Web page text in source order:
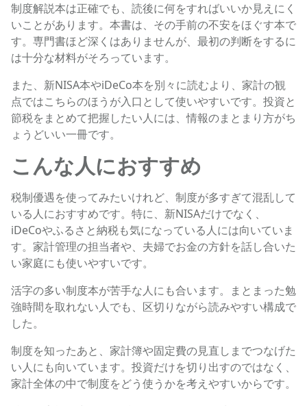
制度解説本は正確でも、読後に何をすればいいか見えにく
いことがあります。本書は、その手前の不安をほぐす本で
す。専門書ほど深くはありませんが、最初の判断をするに
は十分な材料がそろっています。
また、新NISA本やiDeCo本を別々に読むより、家計の観
点ではこちらのほうが入口として使いやすいです。投資と
節税をまとめて把握したい人には、情報のまとまり方がち
ょうどいい一冊です。
こんな人におすすめ
税制優遇を使ってみたいけれど、制度が多すぎて混乱して
いる人におすすめです。特に、新NISAだけでなく、
iDeCoやふるさと納税も気になっている人には向いていま
す。家計管理の担当者や、夫婦でお金の方針を話し合いた
い家庭にも使いやすいです。
活字の多い制度本が苦手な人にも合います。まとまった勉
強時間を取れない人でも、区切りながら読みやすい構成で
した。
制度を知ったあと、家計簿や固定費の見直しまでつなげた
い人にも向いています。投資だけを切り出すのではなく、
家計全体の中で制度をどう使うかを考えやすいからです。